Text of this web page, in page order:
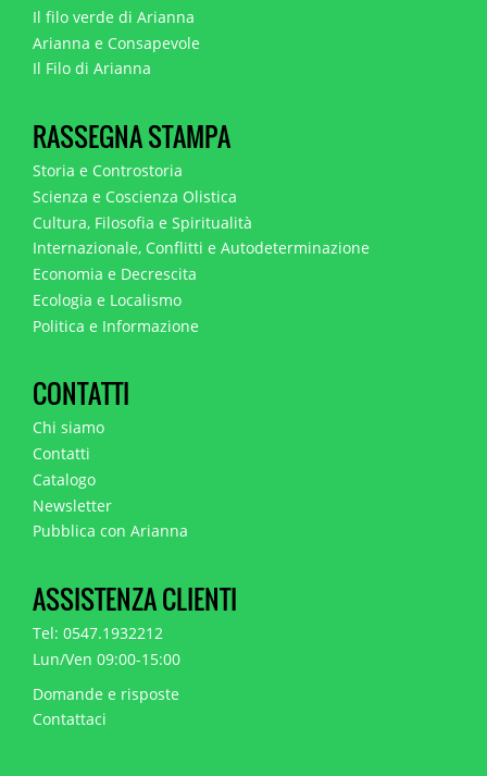
Il filo verde di Arianna
Arianna e Consapevole
Il Filo di Arianna
RASSEGNA STAMPA
Storia e Controstoria
Scienza e Coscienza Olistica
Cultura, Filosofia e Spiritualità
Internazionale, Conflitti e Autodeterminazione
Economia e Decrescita
Ecologia e Localismo
Politica e Informazione
CONTATTI
Chi siamo
Contatti
Catalogo
Newsletter
Pubblica con Arianna
ASSISTENZA CLIENTI
Tel: 0547.1932212
Lun/Ven 09:00-15:00
Domande e risposte
Contattaci